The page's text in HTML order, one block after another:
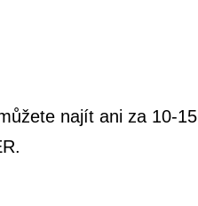
najít ani za 10-15